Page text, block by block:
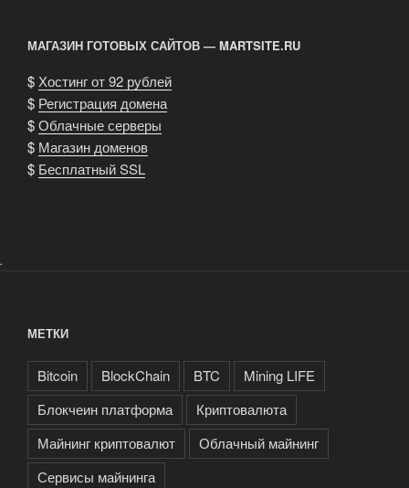
МАГАЗИН ГОТОВЫХ САЙТОВ — MARTSITE.RU
$ Хостинг от 92 рублей
$ Регистрация домена
$Облачные серверы
$ Магазин доменов
$ Бесплатный SSL
.
МЕТКИ
Bitcoin BlockChain BTC
Mining LIFE
Блокчеин платформа
Криптовалюта
Майнинг криптовалют
Облачный майнинг
Сервисы майнинга